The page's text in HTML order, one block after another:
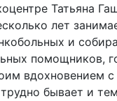
Татьяна
лет
и
помощников,
вдохновением
бывает и